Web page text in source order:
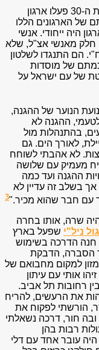
בישוב היהודי בפלשתינה-ארץ ישראל בשנות ה-30 פעלו ארגון
של הארגונים הללו
היה ייחודי. אנשי
חלק מאנשי אצ"ל, שלא
הם התנגדו לשלטון
של מוסדות
של עם ישראל על
הנוער של ההגנה,
ההגנה לא
בהתנהלות מול
לאורך הים. גם
לא אהבתי לשוחח
מעמיק עם שלושה
ההגנה ועד כמה
בשלב זה עדיין לא
עם חבר שהוא מכיר."3
היה שרה, אותו בחרה
ניל"י שפעל בארץ
הדרכה בשימוש
הסברה, הדבקת
למקום מחבואם של
אותי עם עיתון
רחובות תל אביב.
את הרעשים, להריח
הורשתי לפקוח את
ובה חור, דרכה נשאלתי
רבות בהן
עובר אחד עם דלי